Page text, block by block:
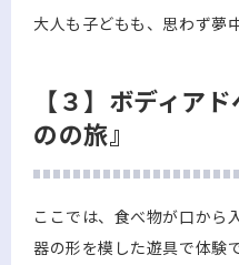
大人も子どもも、思わず夢
【３】ボディア
のの旅』
ここでは、食べ物が口から
器の形を模した遊具で体験